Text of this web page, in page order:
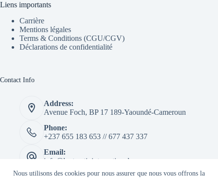
Nous utilisons des cookies pour nous assurer que nous vous offrons la
Liens importants
Carrière
Mentions légales
Terms & Conditions (CGU/CGV)
Déclarations de confidentialité
Contact Info
Address:
Avenue Foch, BP 17 189-Yaoundé-Cameroun
Phone:
+237 655 183 653 // 677 437 337
Email:
info@lextractivinternational.com
Copyright © 2026 - Lextractiv Intl.